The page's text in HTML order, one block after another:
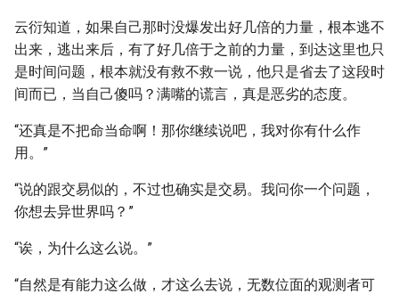
云衍知道，如果自己那时没爆发出好几倍的力量，根本逃不
出来，逃出来后，有了好几倍于之前的力量，到达这里也只
是时间问题，根本就没有救不救一说，他只是省去了这段时
间而已，当自己傻吗？满嘴的谎言，真是恶劣的态度。
“还真是不把命当命啊！那你继续说吧，我对你有什么作
用。”
“说的跟交易似的，不过也确实是交易。我问你一个问题，
你想去异世界吗？”
“诶，为什么这么说。”
“自然是有能力这么做，才这么去说，无数位面的观测者可